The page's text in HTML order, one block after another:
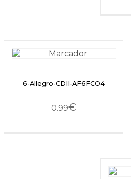
6-Allegro-CDII-AF6FCO4
0.99€